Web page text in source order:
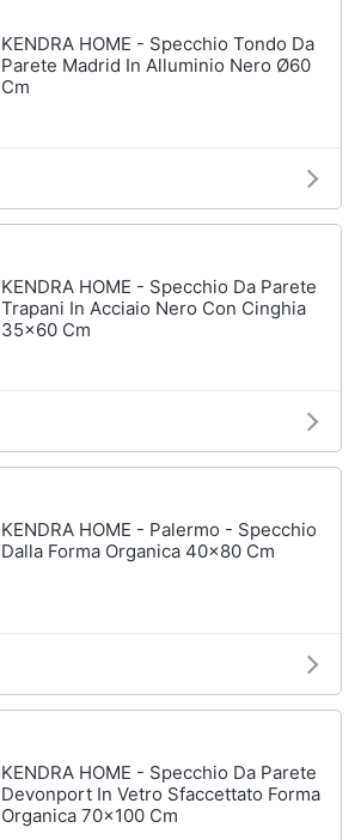
KENDRA HOME - Specchio Tondo Da
Parete Madrid In Alluminio Nero Ø60
Cm
KENDRA HOME - Specchio Da Parete
Trapani In Acciaio Nero Con Cinghia
35x60 Cm
KENDRA HOME - Palermo - Specchio
Dalla Forma Organica 40x80 Cm
KENDRA HOME - Specchio Da Parete
Devonport In Vetro Sfaccettato Forma
Organica 70x100 Cm